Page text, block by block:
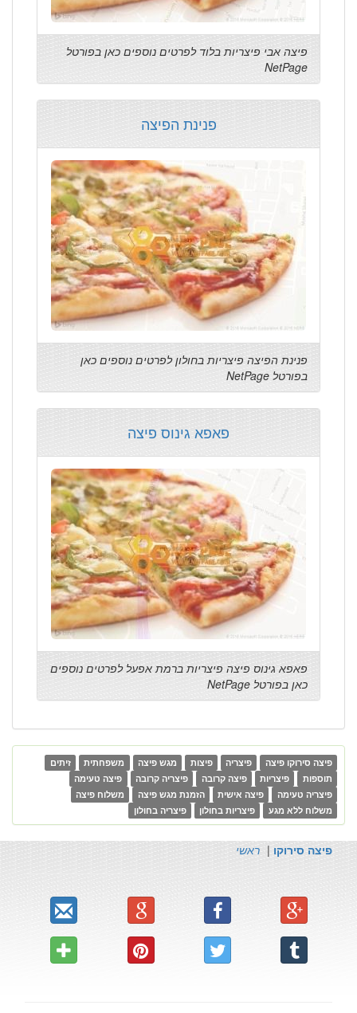
פיצה אבי פיצריות בלוד לפרטים נוספים כאן בפורטל
NetPage
פנינת הפיצה
פנינת הפיצה פיצריות בחולון לפרטים נוספים כאן
בפורטל NetPage
פאפא גינוס פיצה
פאפא גינוס פיצה פיצריות ברמת אפעל לפרטים נוספים
כאן בפורטל NetPage
פיצה סירוקו פיצה פיצריה פיצות מגש פיצה משפחתית
זיתים
תוספות
פיצריות פיצה קרובה פיצריה קרובה
פיצה טעימה
פיצריה טעימה
פיצה אישית הזמנת מגש פיצה
משלוח פיצה
משלוח ללא מגע
פיצריות בחולון פיצריה בחולון
פיצה סירוקו | ראשי